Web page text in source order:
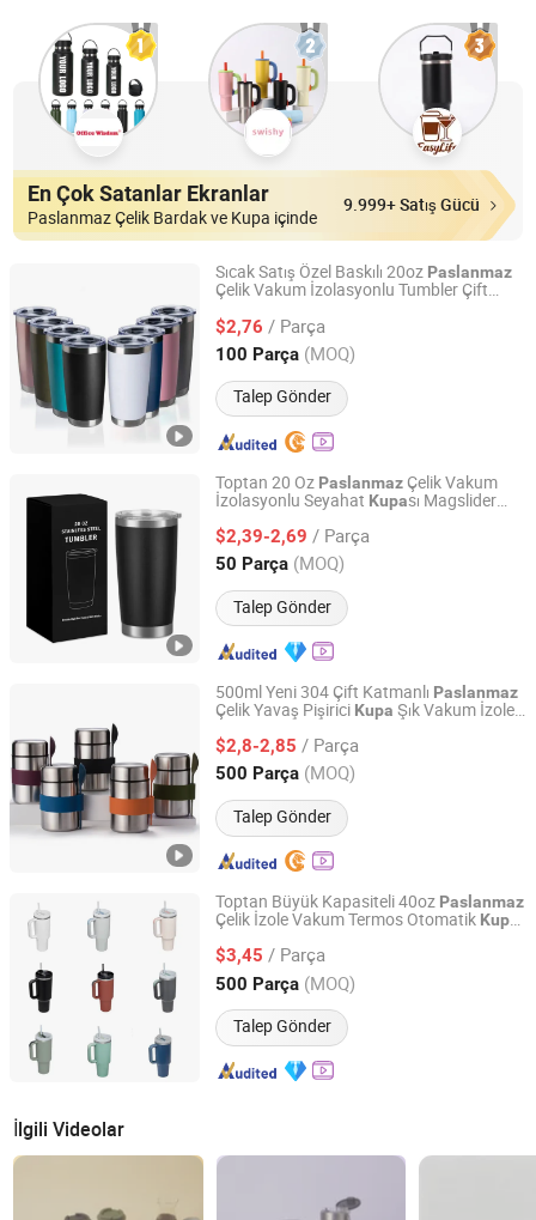
En Çok Satanlar Ekranlar
Paslanmaz Çelik Bardak ve Kupa içinde
9.999+ Satış Gücü
Sıcak Satış Özel Baskılı 20oz Paslanmaz
Çelik Vakum İzolasyonlu Tumbler Çift
Seyahat Kupası Kapaklı
$2,76 / Parça
100 Parça (MOQ)
Talep Gönder
Suzhou TopRising International Trade Co., Ltd
Jiangsu, China Fiyat 2022
Toptan 20 Oz Paslanmaz Çelik Vakum
İzolasyonlu Seyahat Kupası Magslider
$2,39-2,69 / Parça
50 Parça (MOQ)
Talep Gönder
Anhui Ifun Import&Export Co., Ltd
Anhui, China Fiyat 2024
500ml Yeni 304 Çift Katmanlı Paslanmaz
Çelik Yavaş Pişirici Kupa Şık Vakum İzoleli
$2,8-2,85 / Parça
500 Parça (MOQ)
Talep Gönder
Yongkang Heecn Stainless Steel Co., Ltd.
Zhejiang, China Fiyat 2018
Toptan Büyük Kapasiteli 40oz Paslanmaz
Çelik İzole Vakum Termos Otomatik Kupa
$3,45 / Parça
500 Parça (MOQ)
Talep Gönder
Market Union Co. Ltd.
Zhejiang, China Fiyat 2010
İlgili Videolar